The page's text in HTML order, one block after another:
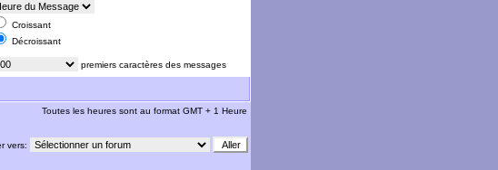
Croissant
Décroissant
premiers caractères des messages
Toutes les heures sont au format GMT + 1 Heure
vers: